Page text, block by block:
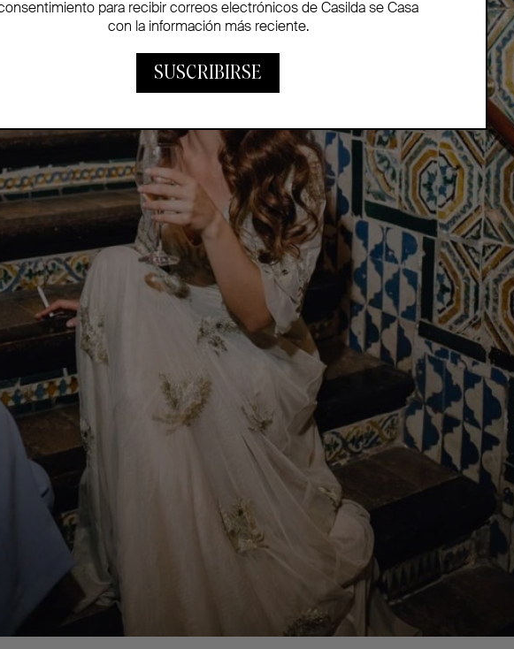
para recibir correos electrónicos de Casilda se Casa
con la información más reciente.
SUSCRIBIRSE